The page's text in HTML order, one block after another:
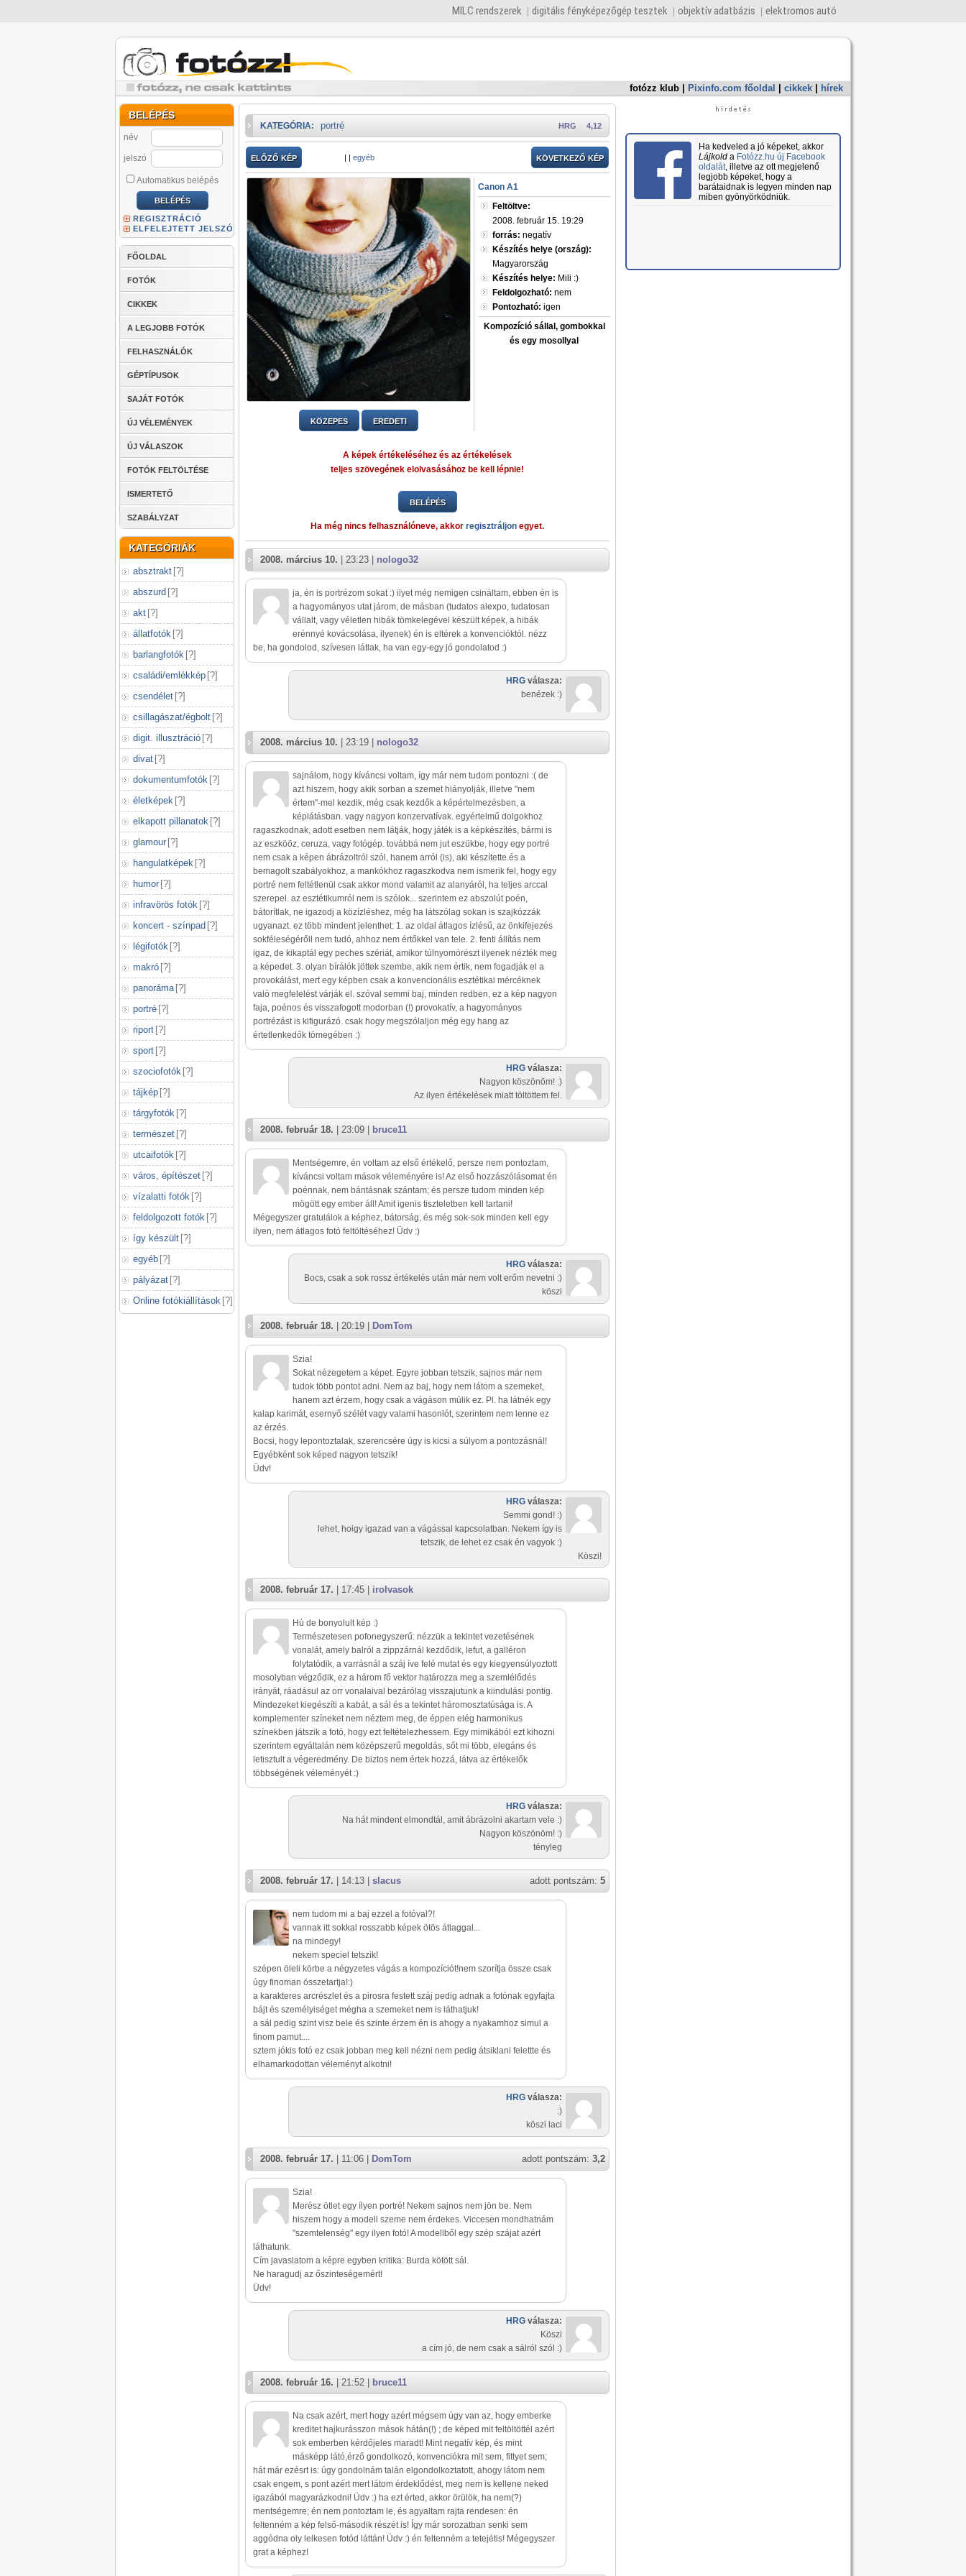
MILC rendszerek digitális fényképezőgép tesztek objektív adatbázis elektromos autó
fotózz klub Pixinfo.com főoldal cikkek hírek
BELÉPÉS
név
jelszó
Automatikus belépés
REGISZTRÁCIÓ
ELFELEJTETT JELSZÓ
FŐOLDAL
FOTÓK
CIKKEK
A LEGJOBB FOTÓK
FELHASZNÁLÓK
GÉPTÍPUSOK
SAJÁT FOTÓK
ÚJ VÉLEMÉNYEK
ÚJ VÁLASZOK
FOTÓK FELTÖLTÉSE
ISMERTETŐ
SZABÁLYZAT
KATEGÓRIÁK
absztrakt [?]
abszurd [?]
akt [?]
állatfotók [?]
barlangfotók [?]
családi/emlékkép [?]
csendélet [?]
csillagászat/égbolt [?]
digit. illusztráció [?]
divat [?]
dokumentumfotók [?]
életképek [?]
elkapott pillanatok [?]
glamour [?]
hangulatképek [?]
humor [?]
infravörös fotók [?]
koncert - színpad [?]
légifotók [?]
makró [?]
panoráma [?]
portré [?]
riport [?]
sport [?]
szociofotók [?]
tájkép [?]
tárgyfotók [?]
természet [?]
utcaifotók [?]
város, építészet [?]
vízalatti fotók [?]
feldolgozott fotók [?]
így készült [?]
egyéb [?]
pályázat [?]
Online fotókiállítások [?]
4,12
HRG
KATEGÓRIA: portré
ELŐZŐ KÉP | | egyéb KÖVETKEZŐ KÉP
KÖZEPES EREDETI
Canon A1
Feltöltve:
2008. február 15. 19:29
forrás: negatív
Készítés helye (ország):
Magyarország
Készítés helye: Mili :)
Feldolgozható: nem
Pontozható: igen
Kompozíció sállal, gombokkal
és egy mosollyal
A képek értékeléséhez és az értékelések
teljes szövegének elolvasásához be kell lépnie!
BELÉPÉS
Ha még nincs felhasználóneve, akkor regisztráljon egyet.
2008. március 10. | 23:23 | nologo32
ja, én is portrézom sokat :) ilyet még nemigen csináltam, ebben én is
a hagyományos utat járom, de másban (tudatos alexpo, tudatosan
vállalt, vagy véletlen hibák tömkelegével készült képek, a hibák
erénnyé kovácsolása, ilyenek) én is eltérek a konvencióktól. nézz
be, ha gondolod, szívesen látlak, ha van egy-egy jó gondolatod :)
HRG válasza:
benézek :)
2008. március 10. | 23:19 | nologo32
sajnálom, hogy kíváncsi voltam, így már nem tudom pontozni :( de
azt hiszem, hogy akik sorban a szemet hiányolják, illetve "nem
értem"-mel kezdik, még csak kezdők a képértelmezésben, a
képlátásban. vagy nagyon konzervatívak. egyértelmű dolgokhoz
ragaszkodnak, adott esetben nem látják, hogy játék is a képkészítés, bármi is
az eszkööz, ceruza, vagy fotógép. továbbá nem jut eszükbe, hogy egy portré
nem csak a képen ábrázoltról szól, hanem arról (is), aki készítette.és a
bemagolt szabályokhoz, a mankókhoz ragaszkodva nem ismerik fel, hogy egy
portré nem feltétlenül csak akkor mond valamit az alanyáról, ha teljes arccal
szerepel. az esztétikumról nem is szólok... szerintem ez abszolút poén,
bátorítlak, ne igazodj a közízléshez, még ha látszólag sokan is szajkózzák
ugyanazt. ez több mindent jelenthet: 1. az oldal átlagos ízlésű, az önkifejezés
sokféleségérőll nem tudó, ahhoz nem értőkkel van tele. 2. fenti állítás nem
igaz, de kikaptál egy peches szériát, amikor túlnyomórészt ilyenek nézték meg
a képedet. 3. olyan bírálók jöttek szembe, akik nem értik, nem fogadják el a
provokálást, mert egy képben csak a konvencionális esztétikai mércéknek
való megfelelést várják el. szóval semmi baj, minden redben, ez a kép nagyon
faja, poénos és visszafogott modorban (!) provokatív, a hagyományos
portrézást is kifigurázó. csak hogy megszólaljon még egy hang az
értetlenkedők tömegében :)
HRG válasza:
Nagyon köszönöm! :)
Az ilyen értékelések miatt töltöttem fel.
2008. február 18. | 23:09 | bruce11
Mentségemre, én voltam az első értékelő, persze nem pontoztam,
kíváncsi voltam mások véleményére is! Az első hozzászólásomat én
poénnak, nem bántásnak szántam; és persze tudom minden kép
mögött egy ember áll! Amit igenis tiszteletben kell tartani!
Mégegyszer gratulálok a képhez, bátorság, és még sok-sok minden kell egy
ilyen, nem átlagos fotó feltöltéséhez! Üdv :)
HRG válasza:
Bocs, csak a sok rossz értékelés után már nem volt erőm nevetni :)
köszi
2008. február 18. | 20:19 | DomTom
Szia!
Sokat nézegetem a képet. Egyre jobban tetszik, sajnos már nem
tudok több pontot adni. Nem az baj, hogy nem látom a szemeket,
hanem azt érzem, hogy csak a vágáson múlik ez. Pl. ha látnék egy
kalap karimát, esernyő szélét vagy valami hasonlót, szerintem nem lenne ez
az érzés.
Bocsi, hogy lepontoztalak, szerencsére úgy is kicsi a súlyom a pontozásnál!
Egyébként sok képed nagyon tetszik!
Üdv!
HRG válasza:
Semmi gond! :)
lehet, hoigy igazad van a vágással kapcsolatban. Nekem így is
tetszik, de lehet ez csak én vagyok :)
Köszi!
2008. február 17. | 17:45 | irolvasok
Hú de bonyolult kép :)
Természetesen pofonegyszerű: nézzük a tekintet vezetésének
vonalát, amely balról a zippzárnál kezdődik, lefut, a galléron
folytatódik, a varrásnál a száj íve felé mutat és egy kiegyensúlyoztott
mosolyban végződik, ez a három fő vektor határozza meg a szemlélődés
irányát, ráadásul az orr vonalaival bezárólag visszajutunk a kiindulási pontig.
Mindezeket kiegészíti a kabát, a sál és a tekintet háromosztatúsága is. A
komplementer színeket nem néztem meg, de éppen elég harmonikus
színekben játszik a fotó, hogy ezt feltételezhessem. Egy mimikából ezt kihozni
szerintem egyáltalán nem középszerű megoldás, sőt mi több, elegáns és
letisztult a végeredmény. De biztos nem értek hozzá, látva az értékelők
többségének véleményét :)
HRG válasza:
Na hát mindent elmondtál, amit ábrázolni akartam vele :)
Nagyon köszönöm! :)
tényleg
adott pontszám: 5
2008. február 17. | 14:13 | slacus
nem tudom mi a baj ezzel a fotóval?!
vannak itt sokkal rosszabb képek ötös átlaggal...
na mindegy!
nekem speciel tetszik!
szépen öleli körbe a négyzetes vágás a kompozíciót!nem szorítja össze csak
úgy finoman összetartja!:)
a karakteres arcrészlet és a pirosra festett száj pedig adnak a fotónak egyfajta
bájt és személyiséget mégha a szemeket nem is láthatjuk!
a sál pedig szint visz bele és szinte érzem én is ahogy a nyakamhoz simul a
finom pamut....
sztem jókis fotó ez csak jobban meg kell nézni nem pedig átsiklani felettte és
elhamarkodottan véleményt alkotni!
HRG válasza:
:)
köszi laci
adott pontszám: 3,2
2008. február 17. | 11:06 | DomTom
Szia!
Merész ötlet egy ílyen portré! Nekem sajnos nem jön be. Nem
hiszem hogy a modell szeme nem érdekes. Viccesen mondhatnám
"szemtelenség" egy ilyen fotó! A modellből egy szép szájat azért
láthatunk.
Cím javaslatom a képre egyben kritika: Burda kötött sál.
Ne haragudj az őszinteségemért!
Üdv!
HRG válasza:
Köszi
a cím jó, de nem csak a sálról szól :)
2008. február 16. | 21:52 | bruce11
Na csak azért, mert hogy azért mégsem úgy van az, hogy emberke
kreditet hajkurásszon mások hátán(!) ; de képed mit feltöltöttél azért
sok emberben kérdőjeles maradt! Mint negatív kép, és mint
másképp látó,érző gondolkozó, konvenciókra mit sem, fittyet sem;
hát már ezésrt is: úgy gondolnám talán elgondolkoztatott, ahogy látom nem
csak engem, s pont azért mert látom érdeklődést, meg nem is kellene neked
igazából magyarázkodni! Üdv :) ha ezt érted, akkor örülök, ha nem(?)
mentségemre; én nem pontoztam le, és agyaltam rajta rendesen: én
feltenném a kép felső-második részét is! Így már sorozatban senki sem
aggódna oly lelkesen fotód láttán! Üdv :) én feltenném a tetejétis! Mégegyszer
grat a képhez!
Ha kedveled a jó képeket, akkor
Lájkolda Fotózz.hu új Facebook
oldalát, illetve az ott megjelenő
legjobb képeket, hogy a
barátaidnak is legyen minden nap
miben gyönyörködniük.